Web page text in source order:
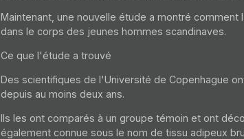
Maintenant, une nouvelle étude a montré
dans le corps des jeunes hommes scandinaves.
Ce que l'étude a trouvé
Des scientifiques de l'Université de Copenhague
depuis au moins deux ans.
Ils les ont comparés à un groupe témoin et ont
également connue sous le nom de tissu adipeux